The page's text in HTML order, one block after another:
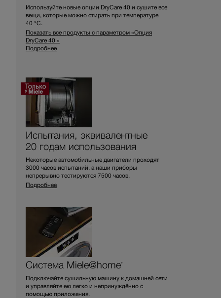
Используйте новые опции DryCare 40 и сушите все
вещи, которые можно стирать при температуре
40 °C.
Показать все продукты с параметром «Опция
DryCare 40 »
Подробнее
Испытания, эквивалентные
20 годам использования
Некоторые автомобильные двигатели проходят
3000 часов испытаний, а наши приборы
непрерывно тестируются 7500 часов.
Подробнее
Система Miele@home*
Подключайте сушильную машину к домашней сети
и управляйте ею легко и непринуждённо с
помощью приложения.